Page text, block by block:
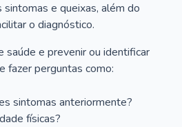
e queixas, além do
o diagnóstico.
saúde e prevenir ou identificar
fazer perguntas como:
sintomas anteriormente?
físicas?